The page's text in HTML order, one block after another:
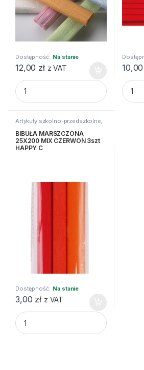
Dostępność: Na stanie
12,00 zł z VAT
BIBUŁA MARSZCZONA 25X200
10,00
Artykuły szkolno-przedszkolne,
Bibuły i krepiny Kreatywne i
plastyczne
BIBUŁA MARSZCZONA
25X200 MIX CZERWON 3szt
HAPPY C
Dostępność: Na stanie
3,00 zł z VAT
BIBUŁA MARSZCZONA 25X200